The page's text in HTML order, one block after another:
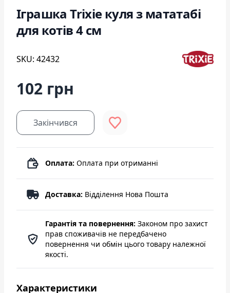
Іграшка Trixie куля з мататабі
для котів 4 см
SKU: 42432
102 грн
Закінчився
Оплата: Оплата при отриманні
Доставка: Відділення Нова Пошта
Гарантія та повернення: Законом про захист
прав споживачів не передбачено
повернення чи обмін цього товару належної
якості.
Характеристики